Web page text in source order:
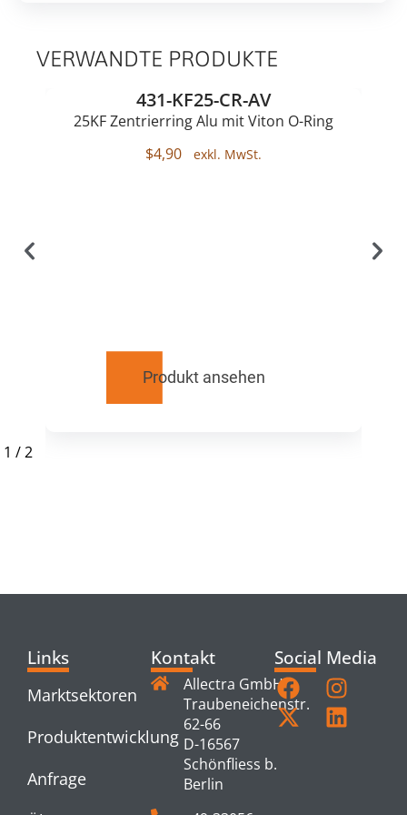
VERWANDTE PRODUKTE
431-KF25-CR-AV
25KF Zentrierring Alu mit Viton O-Ring
$4,90
Produkt ansehen
1 /2
Links
Marktsektoren
Produktentwicklung
Anfrage
Kontakt
Allectra GmbH
Traubeneichenstr.
62-66
D-16567
Schönfliess b.
Berlin
Social Media